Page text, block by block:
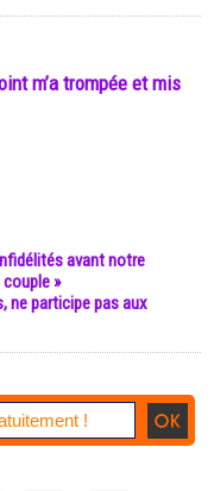
m’a trompée et mis
avant notre
»
ne participe pas aux